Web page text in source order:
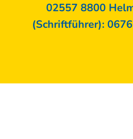
02557 8800
(Schriftführer):